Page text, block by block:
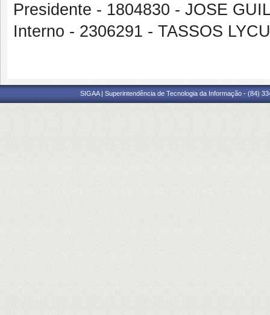
Presidente - 1804830 - JOSE
Interno - 2306291 - TASSOS
SIGAA | Superintendência de Tecnologia da Informação - (84)